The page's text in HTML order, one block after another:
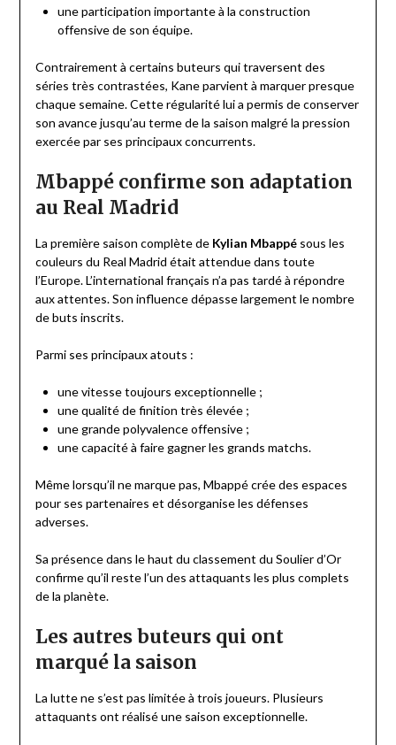
une participation importante à la construction
offensive de son équipe.
Contrairement à certains buteurs qui traversent des
séries très contrastées, Kane parvient à marquer presque
chaque semaine. Cette régularité lui a permis de conserver
son avance jusqu’au terme de la saison malgré la pression
exercée par ses principaux concurrents.
Mbappé confirme son adaptation
au Real Madrid
La première saison complète de Kylian Mbappésous les
couleurs du Real Madrid était attendue dans toute
l’Europe. L’international français n’a pas tardé à répondre
aux attentes. Son influence dépasse largement le nombre
de buts inscrits.
Parmi ses principaux atouts :
une vitesse toujours exceptionnelle ;
une qualité de finition très élevée ;
une grande polyvalence offensive ;
une capacité à faire gagner les grands matchs.
Même lorsqu’il ne marque pas, Mbappé crée des espaces
pour ses partenaires et désorganise les défenses
adverses.
Sa présence dans le haut du classement du Soulier d’Or
confirme qu’il reste l’un des attaquants les plus complets
de la planète.
Les autres buteurs qui ont
marqué la saison
La lutte ne s’est pas limitée à trois joueurs. Plusieurs
attaquants ont réalisé une saison exceptionnelle.